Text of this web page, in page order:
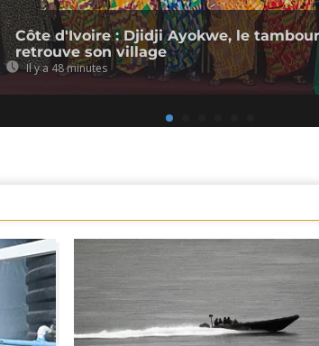
Côte d'Ivoire : Djidji Ayokwe, le
retrouve son village
Il y a 48 minutes